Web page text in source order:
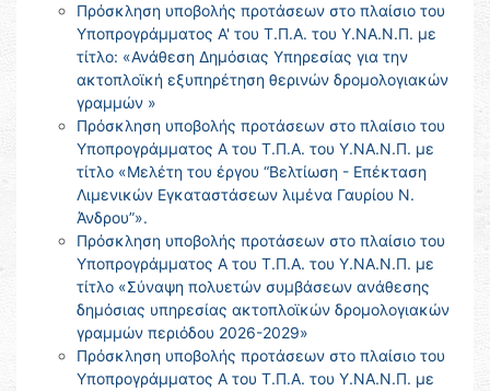
Πρόσκληση υποβολής προτάσεων στο πλαίσιο του
Υποπρογράμματος Α' του Τ.Π.Α. του Υ.ΝΑ.Ν.Π. με
τίτλο: «Ανάθεση Δημόσιας Υπηρεσίας για την
ακτοπλοϊκή εξυπηρέτηση θερινών δρομολογιακών
γραμμών »
Πρόσκληση υποβολής προτάσεων στο πλαίσιο του
Υποπρογράμματος Α του Τ.Π.Α. του Υ.ΝΑ.Ν.Π. με
τίτλο «Μελέτη του έργου “Βελτίωση - Επέκταση
Λιμενικών Εγκαταστάσεων λιμένα Γαυρίου Ν.
Άνδρου”».
Πρόσκληση υποβολής προτάσεων στο πλαίσιο του
Υποπρογράμματος Α του Τ.Π.Α. του Υ.ΝΑ.Ν.Π. με
τίτλο «Σύναψη πολυετών συμβάσεων ανάθεσης
δημόσιας υπηρεσίας ακτοπλοϊκών δρομολογιακών
γραμμών περιόδου 2026-2029»
Πρόσκληση υποβολής προτάσεων στο πλαίσιο του
Υποπρογράμματος Α του Τ.Π.Α. του Υ.ΝΑ.Ν.Π. με